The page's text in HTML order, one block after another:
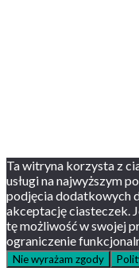
Ta witryna korzysta z
usługi na najwyższym
podjęcia dodatkowych
akceptację ciasteczek.
tę możliwość w swojej
ograniczenie
Nie wyrażam zgody